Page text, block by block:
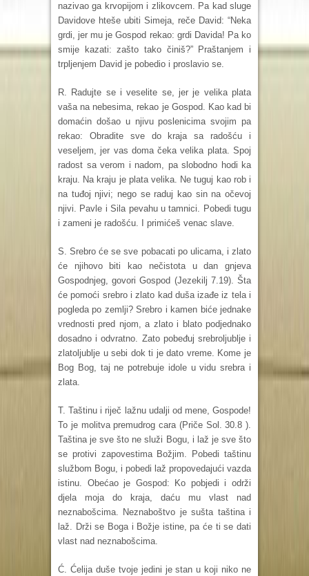
nazivao ga krvopijom i zlikovcem. Pa kad sluge
Davidove hteše ubiti Simeja, reče David: “Neka
grdi, jer mu je Gospod rekao: grdi Davida! Pa ko
smije kazati: zašto tako činiš?” Praštanjem i
trpljenjem David je pobedio i proslavio se.
R. Radujte se i veselite se, jer je velika plata
vaša na nebesima, rekao je Gospod. Kao kad bi
domaćin došao u njivu poslenicima svojim pa
rekao: Obradite sve do kraja sa radošću i
veseljem, jer vas doma čeka velika plata. Spoj
radost sa verom i nadom, pa slobodno hodi ka
kraju. Na kraju je plata velika. Ne tuguj kao rob i
na tuđoj njivi; nego se raduj kao sin na očevoj
njivi. Pavle i Sila pevahu u tamnici. Pobedi tugu
i zameni je radošću. I primićeš venac slave.
S. Srebro će se sve pobacati po ulicama, i zlato
će njihovo biti kao nečistota u dan gnjeva
Gospodnjeg, govori Gospod (Jezekilj 7.19). Šta
će pomoći srebro i zlato kad duša izađe iz tela i
pogleda po zemlji? Srebro i kamen biće jednake
vrednosti pred njom, a zlato i blato podjednako
dosadno i odvratno. Zato pobeđuj srebroljublje i
zlatoljublje u sebi dok ti je dato vreme. Kome je
Bog Bog, taj ne potrebuje idole u vidu srebra i
zlata.
T. Taštinu i riječ lažnu udalji od mene, Gospode!
To je molitva premudrog cara (Priče Sol. 30.8 ).
Taština je sve što ne služi Bogu, i laž je sve što
se protivi zapovestima Božjim. Pobedi taštinu
službom Bogu, i pobedi laž propovedajući vazda
istinu. Obećao je Gospod: Ko pobjedi i održi
djela moja do kraja, daću mu vlast nad
neznabošcima. Neznaboštvo je sušta taština i
laž. Drži se Boga i Božje istine, pa će ti se dati
vlast nad neznabošcima.
Ć. Ćelija duše tvoje jedini je stan u koji niko ne